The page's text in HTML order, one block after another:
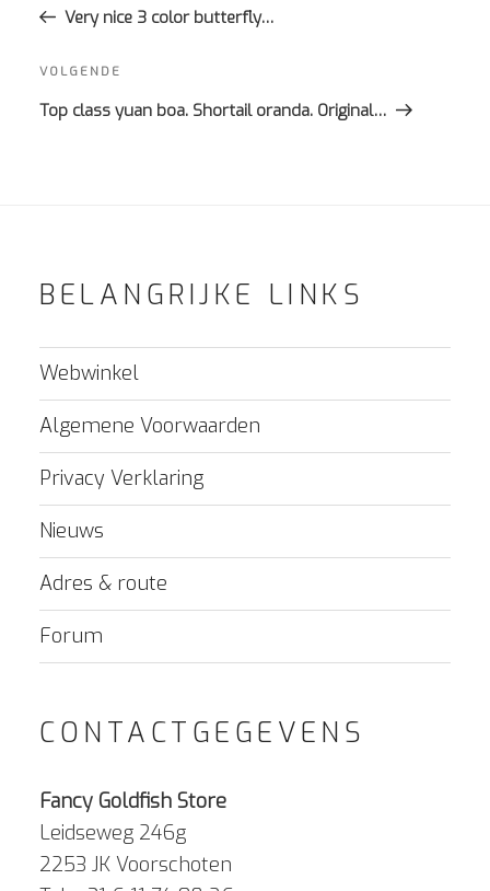
bericht
Very nice 3 color butterfly…
Volgend
bericht
VOLGENDE
Top class yuan boa. Shortail oranda. Original…
BELANGRIJKE LINKS
Webwinkel
Algemene Voorwaarden
Privacy Verklaring
Nieuws
Adres & route
Forum
CONTACTGEGEVENS
Fancy Goldfish Store
Leidseweg 246g
2253 JK Voorschoten